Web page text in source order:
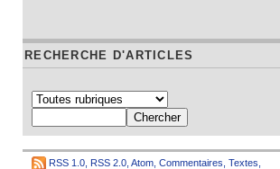
RECHERCHE D'ARTICLES
RSS 1.0 RSS 2.0 Atom Commentaires Textes